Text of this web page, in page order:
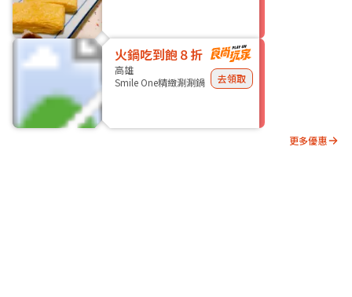
火鍋吃到飽８折
高雄
Smile One精緻涮涮鍋
去領取
更多優惠